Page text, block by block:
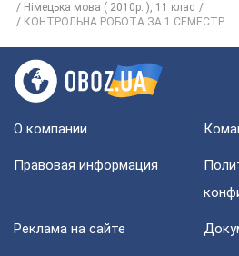
Німецька мова ( 2010р. ), 11 клас
КОНТРОЛЬНА РОБОТА ЗА 1 СЕМЕСТР
О компании
Правовая информация
Реклама на сайте